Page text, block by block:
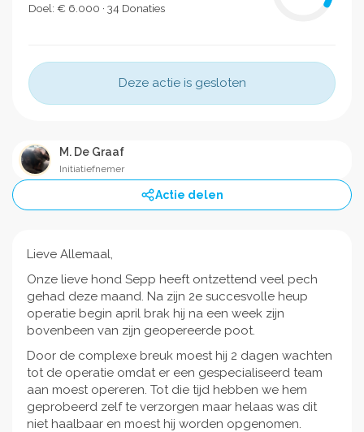
Doel: € 6.000 · 34 Donaties
Deze actie is gesloten
M. De Graaf
Initiatiefnemer
Actie delen
Lieve Allemaal,
Onze lieve hond Sepp heeft ontzettend veel pech
gehad deze maand. Na zijn 2e succesvolle heup
operatie begin april brak hij na een week zijn
bovenbeen van zijn geopereerde poot.
Door de complexe breuk moest hij 2 dagen wachten
tot de operatie omdat er een gespecialiseerd team
aan moest opereren. Tot die tijd hebben we hem
geprobeerd zelf te verzorgen maar helaas was dit
niet haalbaar en moest hij worden opgenomen.